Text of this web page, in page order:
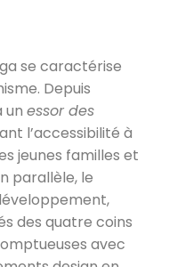
se caractérise
Depuis
un essor des
l’accessibilité à
jeunes familles et
parallèle, le
des quatre coins
avec